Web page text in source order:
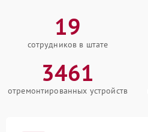
19
сотрудников в штате
3461
отремонтированных устройств